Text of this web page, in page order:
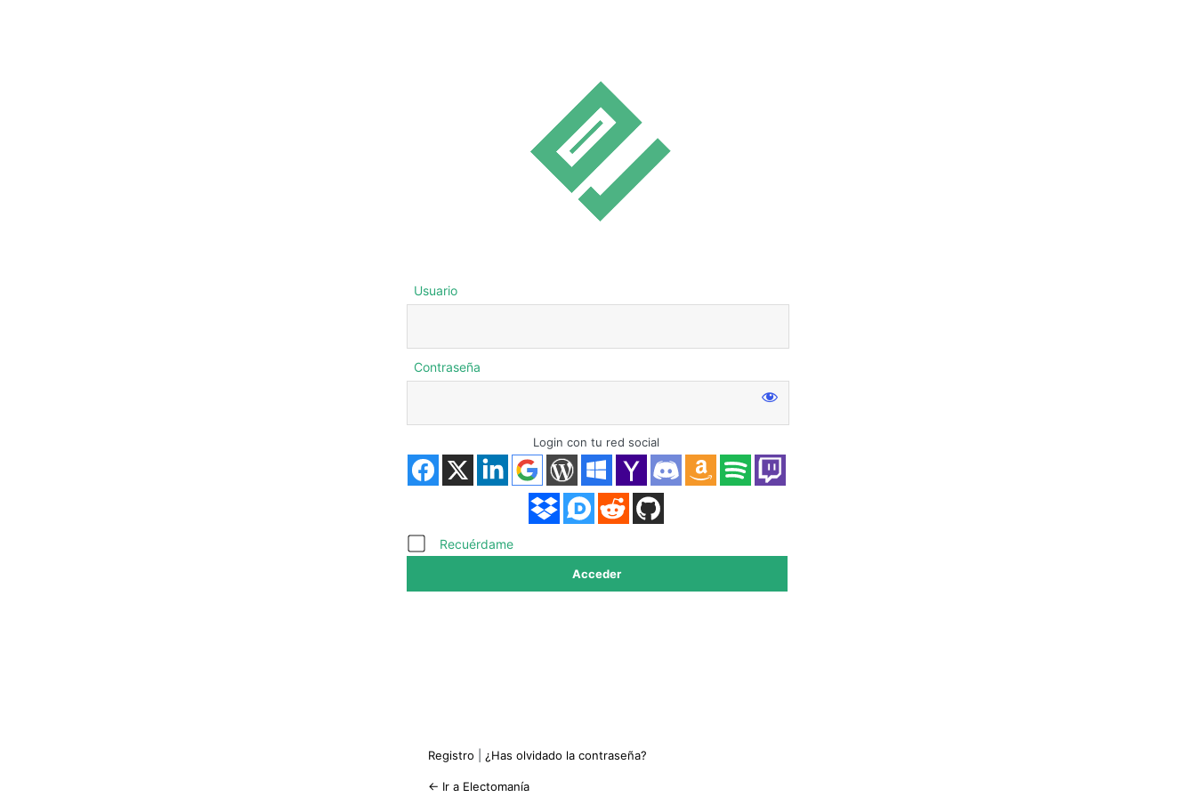
Acceder
Usuario
Contraseña
Login con tu red social
Recuérdame
Registro ¿Has olvidado la contraseña?
← Ir a Electomanía